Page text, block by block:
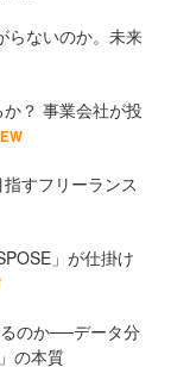
らないのか。未来
？ 事業会社が投
すフリーランス
」が仕掛け
のか──データ分
の本質